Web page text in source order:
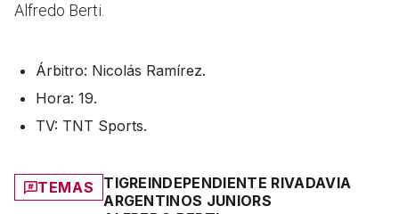
Alfredo Berti.
Árbitro: Nicolás Ramírez.
Hora: 19.
TV: TNT Sports.
TEMAS TIGREINDEPENDIENTE RIVADAVIA
ARGENTINOS JUNIORS